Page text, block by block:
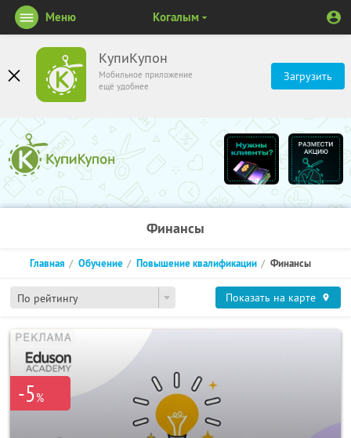
КупиКупон
Мобильное приложение
ещё удобнее
Загрузить
Меню Когалым
Финансы
По рейтингу
Главная Обучение Повышение квалификации Финансы
Показать на карте
-5%